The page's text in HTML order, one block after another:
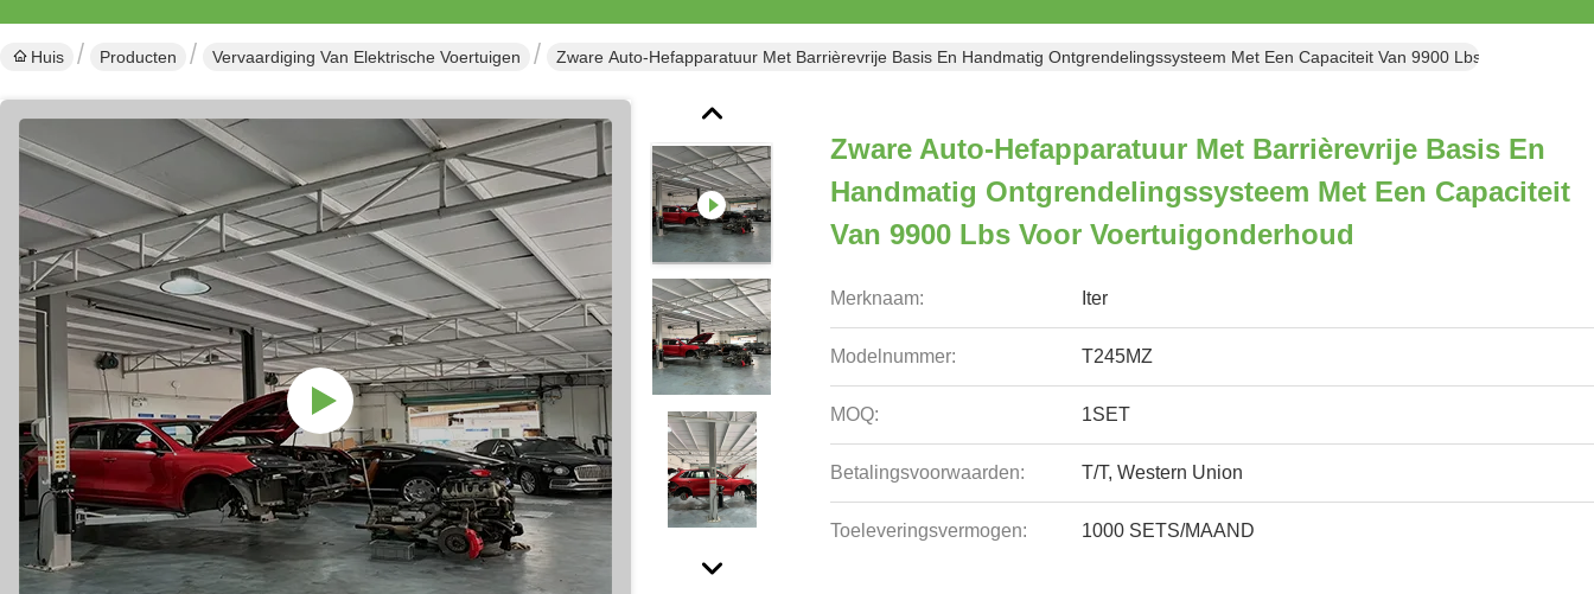
Huis Producten Vervaardiging Van Elektrische Voertuigen Zware Auto-Hefapparatuur Met Barrièrevrije Basis En Handmatig Ontgrendelingssysteem Met Een Capaciteit Van 9900 Lbs Voor
Zware Auto-Hefapparatuur Met Barrièrevrije Basis En
Handmatig Ontgrendelingssysteem Met Een Capaciteit
Van 9900 Lbs Voor Voertuigonderhoud
Merknaam: Iter
Modelnummer: T245MZ
MOQ: 1SET
Betalingsvoorwaarden: T/T, Western Union
Toeleveringsvermogen: 1000 SETS/MAAND